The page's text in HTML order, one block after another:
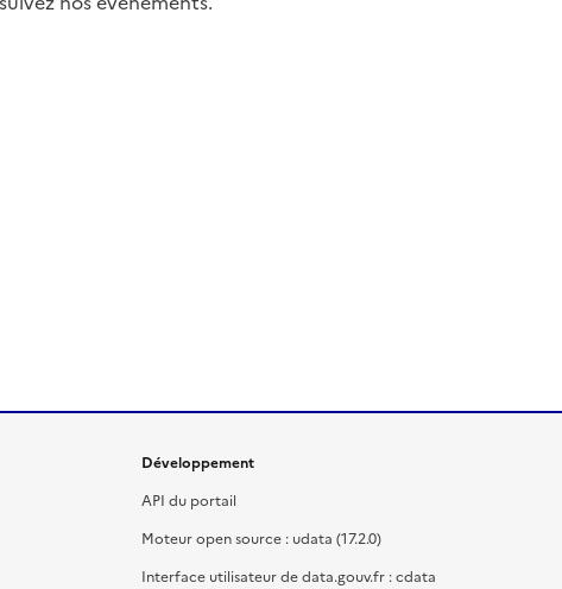
Développement
API du portail
Moteur open source : udata (17.2.0)
Interface utilisateur de data.gouv.fr : cdata